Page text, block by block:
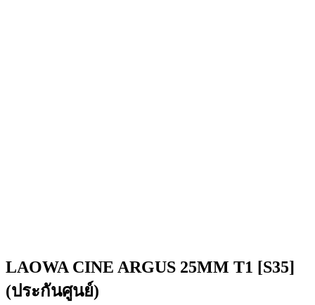
LAOWA CINE ARGUS 25MM T1 [S35]
(ประกันศูนย์)